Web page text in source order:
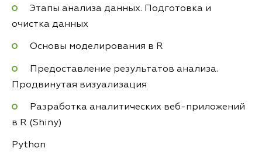
Этапы анализа данных. Подготовка и
очистка данных
Основы моделирования в R
Предоставление результатов анализа.
Продвинутая визуализация
Разработка аналитических веб-приложений
в R (Shiny)
Python